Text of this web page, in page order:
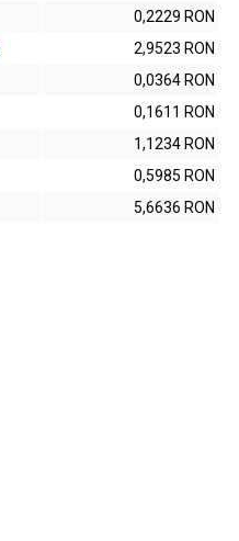
0,2229 RON
2,9523 RON
0,0364 RON
0,1611 RON
1,1234 RON
0,5985 RON
5,6636 RON